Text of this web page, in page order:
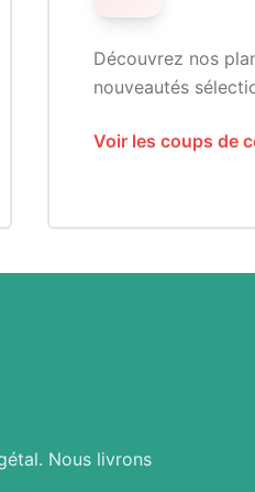
Découvrez nos
nouveautés
Voir les coups de
Nous livrons